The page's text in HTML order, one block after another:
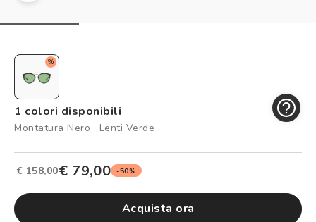
Controllo visivo
Logout
%
1 colori disponibili
Montatura Nero , Lenti Verde
€ 158,00€ 79,00 -50%
Acquista ora